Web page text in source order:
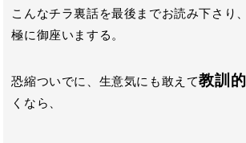
こんなチラ裏話を最後までお読み下さり
極に御座いまする。
恐縮ついでに、生意気にも敢えて教訓的
くなら、